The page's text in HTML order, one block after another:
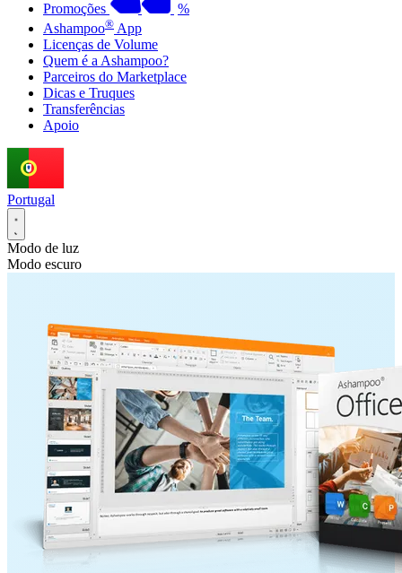
Promoções
%
Ashampoo® App
Licenças de Volume
Quem é a Ashampoo?
Parceiros do Marketplace
Dicas e Truques
Transferências
Apoio
Portugal
Modo de luz
Modo escuro